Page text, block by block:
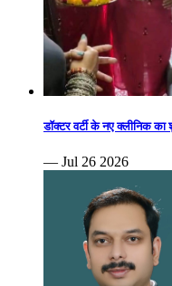
डॉक्टर वर्टी के नए क्लीनिक का
— Jul 26 2026